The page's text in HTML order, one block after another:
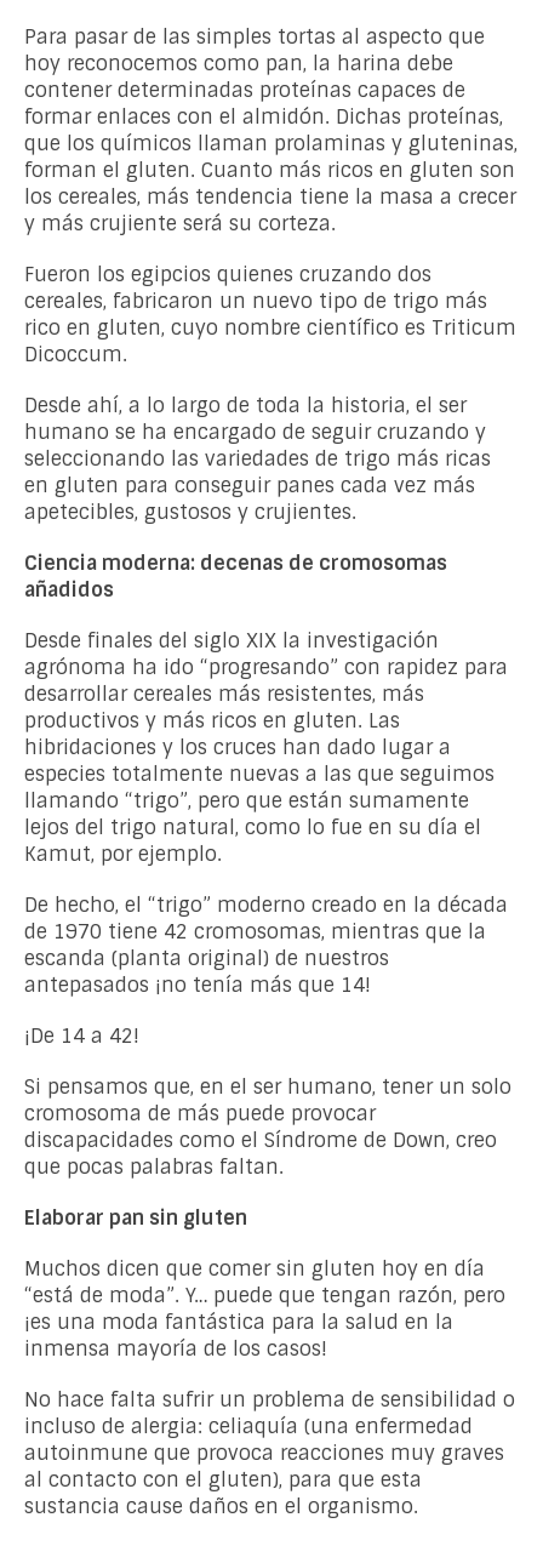
Para pasar de las simples tortas al aspecto que
hoy reconocemos como pan, la harina debe
contener determinadas proteínas capaces de
formar enlaces con el almidón. Dichas proteínas,
que los químicos llaman prolaminas y gluteninas,
forman el gluten. Cuanto más ricos en gluten son
los cereales, más tendencia tiene la masa a crecer
y más crujiente será su corteza.
Fueron los egipcios quienes cruzando dos
cereales, fabricaron un nuevo tipo de trigo más
rico en gluten, cuyo nombre científico es Triticum
Dicoccum.
Desde ahí, a lo largo de toda la historia, el ser
humano se ha encargado de seguir cruzando y
seleccionando las variedades de trigo más ricas
en gluten para conseguir panes cada vez más
apetecibles, gustosos y crujientes.
Ciencia moderna: decenas de cromosomas
añadidos
Desde finales del siglo XIX la investigación
agrónoma ha ido “progresando” con rapidez para
desarrollar cereales más resistentes, más
productivos y más ricos en gluten. Las
hibridaciones y los cruces han dado lugar a
especies totalmente nuevas a las que seguimos
llamando “trigo”, pero que están sumamente
lejos del trigo natural, como lo fue en su día el
Kamut, por ejemplo.
De hecho, el “trigo” moderno creado en la década
de 1970 tiene 42 cromosomas, mientras que la
escanda (planta original) de nuestros
antepasados ¡no tenía más que 14!
¡De 14 a 42!
Si pensamos que, en el ser humano, tener un solo
cromosoma de más puede provocar
discapacidades como el Síndrome de Down, creo
que pocas palabras faltan.
Elaborar pan sin gluten
Muchos dicen que comer sin gluten hoy en día
“está de moda”. Y… puede que tengan razón, pero
¡es una moda fantástica para la salud en la
inmensa mayoría de los casos!
No hace falta sufrir un problema de sensibilidad o
incluso de alergia: celiaquía (una enfermedad
autoinmune que provoca reacciones muy graves
al contacto con el gluten), para que esta
sustancia cause daños en el organismo.